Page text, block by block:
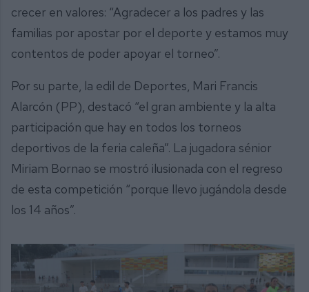
crecer en valores: “Agradecer a los padres y las
familias por apostar por el deporte y estamos muy
contentos de poder apoyar el torneo”.
Por su parte, la edil de Deportes, Mari Francis
Alarcón (PP), destacó “el gran ambiente y la alta
participación que hay en todos los torneos
deportivos de la feria caleña”. La jugadora sénior
Miriam Bornao se mostró ilusionada con el regreso
de esta competición “porque llevo jugándola desde
los 14 años”.